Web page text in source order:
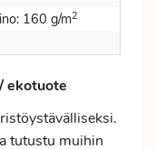
160 g/m2
ekotuote
tutustu muihin